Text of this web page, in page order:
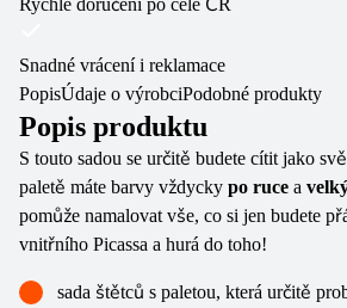
Rychlé doručení po celé ČR
Snadné vrácení i reklamace
PopisÚdaje o výrobciPodobné produkty
Popis produktu
S touto sadou se určitě budete cítit jako
paletě máte barvy vždycky po ruce a
pomůže namalovat vše, co si jen budete
vnitřního Picassa a hurá do toho!
sada štětců s paletou, která určitě